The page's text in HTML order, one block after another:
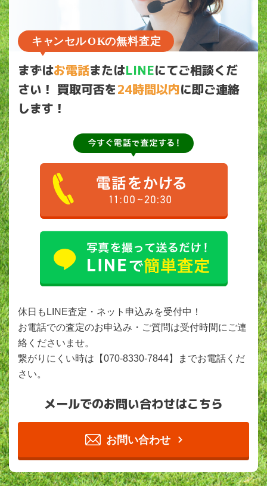
まずはお電話またはLINEにてご相談くだ
さい！ 買取可否を24時間以内に即ご連絡
します！
休日もLINE査定・ネット申込みを受付中！
お電話での査定のお申込み・ご質問は受付時間にご連
絡くださいませ。
繋がりにくい時は【070-8330-7844】までお電話くだ
さい。
メールでのお問い合わせはこちら
お問い合わせ